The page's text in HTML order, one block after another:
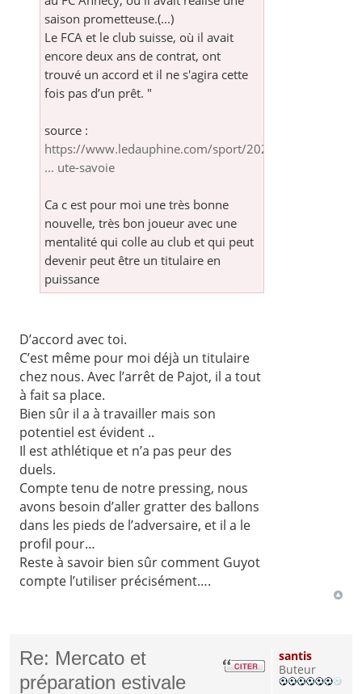
saison prometteuse.(...)
Le FCA et le club suisse, où il avait
encore deux ans de contrat, ont
trouvé un accord et il ne s'agira cette
fois pas d’un prêt. "
source :
https://www.ledauphine.com/sport/2026/0
... ute-savoie
Ca c est pour moi une très bonne
nouvelle, très bon joueur avec une
mentalité qui colle au club et qui peut
devenir peut être un titulaire en
puissance
D’accord avec toi.
C’est même pour moi déjà un titulaire
chez nous. Avec l’arrêt de Pajot, il a tout
à fait sa place.
Bien sûr il a à travailler mais son
potentiel est évident ..
Il est athlétique et n’a pas peur des
duels.
Compte tenu de notre pressing, nous
avons besoin d’aller gratter des ballons
dans les pieds de l’adversaire, et il a le
profil pour…
Reste à savoir bien sûr comment Guyot
compte l’utiliser précisément….
Re: Mercato et
préparation estivale
santis
Buteur